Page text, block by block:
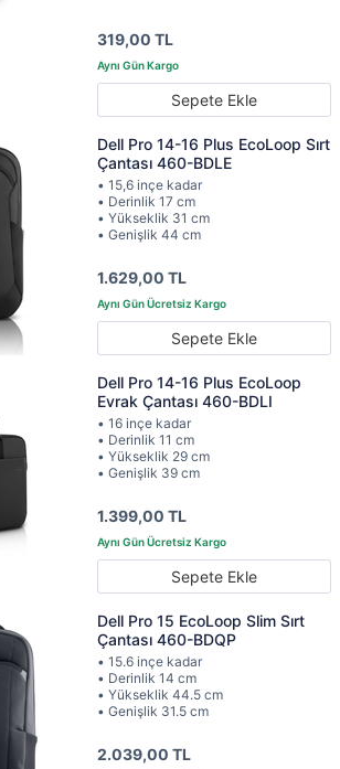
319,00 TL
Sepete Ekle
Dell Pro 14-16 Plus EcoLoop Sırt
Çantası 460-BDLE
• 15,6 inçe kadar
• Derinlik 17 cm
• Yükseklik 31 cm
• Genişlik 44 cm
1.629,00 TL
Sepete Ekle
Dell Pro 14-16 Plus EcoLoop
Evrak Çantası 460-BDLI
• 16 inçe kadar
• Derinlik 11 cm
• Yükseklik 29 cm
• Genişlik 39 cm
1.399,00 TL
Sepete Ekle
Dell Pro 15 EcoLoop Slim Sırt
Çantası 460-BDQP
• 15.6 inçe kadar
• Derinlik 14 cm
• Yükseklik 44.5 cm
• Genişlik 31.5 cm
2.039,00 TL